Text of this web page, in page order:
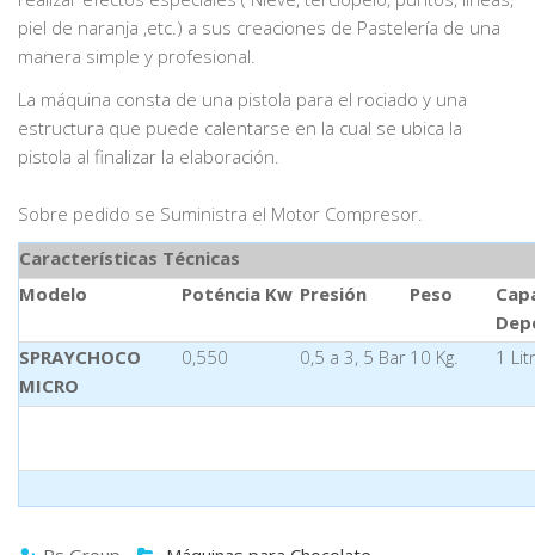
piel de naranja ,etc.) a sus creaciones de Pastelería de una
manera simple y profesional.
La máquina consta de una pistola para el rociado y una
estructura que puede calentarse en la cual se ubica la
pistola al finalizar la elaboración.
Sobre pedido se Suministra el Motor Compresor.
Características Técnicas
Modelo
Poténcia Kw Presión Peso
SPRAYCHOCO
MICRO
0,550 0,5 a 3, 5 Bar 10 Kg. 1